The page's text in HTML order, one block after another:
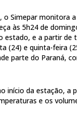
o Simepar monitora
às 5h24 de
estado, e a partir de
(24) e quinta-feira
parte do Paraná,
início da estação, a
e os